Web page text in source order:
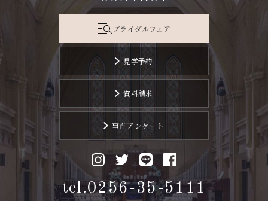
ブライダルフェア
見学予約
資料請求
事前アンケート
tel.0256-35-5111